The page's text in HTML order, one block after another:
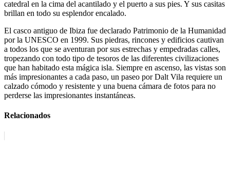
catedral en la cima del acantilado y el puerto a sus pies. Y sus casitas
brillan en todo su esplendor encalado.
El casco antiguo de Ibiza fue declarado Patrimonio de la Humanidad
por la UNESCO en 1999. Sus piedras, rincones y edificios cautivan
a todos los que se aventuran por sus estrechas y empedradas calles,
tropezando con todo tipo de tesoros de las diferentes civilizaciones
que han habitado esta mágica isla. Siempre en ascenso, las vistas son
más impresionantes a cada paso, un paseo por Dalt Vila requiere un
calzado cómodo y resistente y una buena cámara de fotos para no
perderse las impresionantes instantáneas.
Relacionados